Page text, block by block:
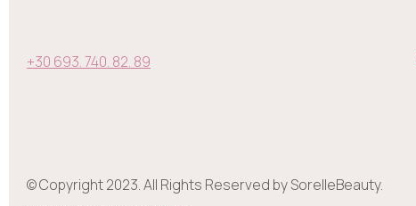
+30 693. 740. 82. 89
© Copyright 2023. All Rights Reserved by SorelleBeauty.